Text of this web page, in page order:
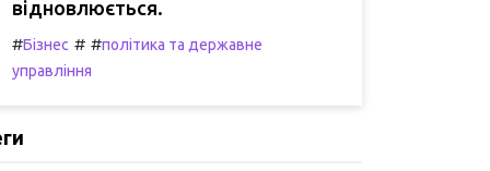
відновлюється.
#Бізнес # #політика та державне
управління